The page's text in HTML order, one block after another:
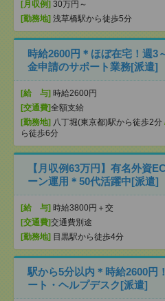
[月収例] 30万円～
[勤務地] 浅草橋駅から徒歩5分
時給2600円＊ほぼ在宅！週3
金申請のサポート業務[派遣]
[給 与] 時給2600円
[交通費]全額支給
[勤務地] 八丁堀(東京都)駅から徒歩2分
ら徒歩6分
【月収例63万円】有名外資
ーン運用＊50代活躍中[派遣]
[給 与] 時給3800円＋交
[交通費]交通費別途
[勤務地] 目黒駅から徒歩4分
駅から5分以内＊時給2600円
ート・ヘルプデスク[派遣]